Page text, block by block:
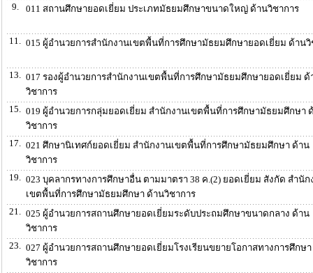
9.
011 สถานศึกษายอดเยี่ยม ประเภทมัธยมศึกษาขนาดใหญ่ ด้านวิชาการ
11. 015 ผู้อำนวยการสำนักงานเขตพื้นที่การศึกษามัธยมศึกษายอดเยี่ยม ด้านวิ
13.
017 รองผู้อำนวยการสำนักงานเขตพื้นที่การศึกษามัธยมศึกษายอดเยี่ยม ด้
วิชาการ
15.
019 ผู้อำนวยการกลุ่มยอดเยี่ยม สำนักงานเขตพื้นที่การศึกษามัธยมศึกษา
วิชาการ
17.
021 ศึกษานิเทศก์ยอดเยี่ยม สำนักงานเขตพื้นที่การศึกษามัธยมศึกษา ด้าน
วิชาการ
19.
023 บุคลากรทางการศึกษาอื่น ตามมาตรา 38 ค.(2) ยอดเยี่ยม สังกัด สำนัก
เขตพื้นที่การศึกษามัธยมศึกษา ด้านวิชาการ
21.
025 ผู้อำนวยการสถานศึกษายอดเยี่ยมระดับประถมศึกษาขนาดกลาง ด้าน
วิชาการ
23.
027 ผู้อำนวยการสถานศึกษายอดเยี่ยมโรงเรียนขยายโอกาสทางการศึกษ
วิชาการ